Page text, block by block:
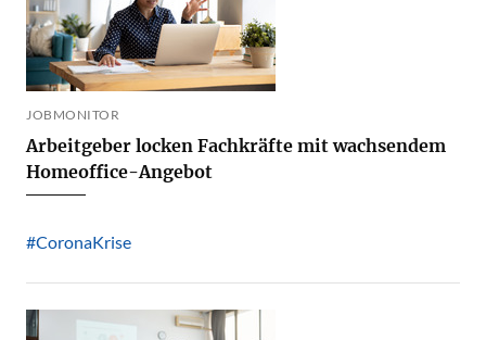
JOBMONITOR
Arbeitgeber locken Fachkräfte mit wachsendem
Homeoffice-Angebot
#CoronaKrise